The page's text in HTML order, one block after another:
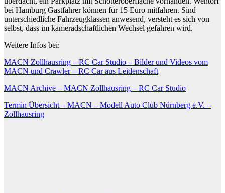
bei Hamburg Gastfahrer können für 15 Euro mitfahren. Sind
unterschiedliche Fahrzeugklassen anwesend, versteht es sich von
selbst, dass im kameradschaftlichen Wechsel gefahren wird.
Weitere Infos bei:
MACN Zollhausring – RC Car Studio – Bilder und Videos vom
MACN und Crawler – RC Car aus Leidenschaft
MACN Archive – MACN Zollhausring – RC Car Studio
Termin Übersicht – MACN – Modell Auto Club Nürnberg e.V. –
Zollhausring